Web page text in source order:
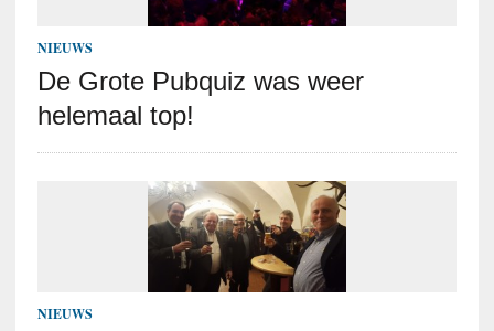
NIEUWS
De Grote Pubquiz was weer
helemaal top!
NIEUWS